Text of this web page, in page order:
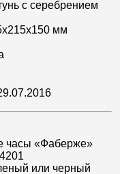
с серебрением
мм
часы «Фаберже»
или черный